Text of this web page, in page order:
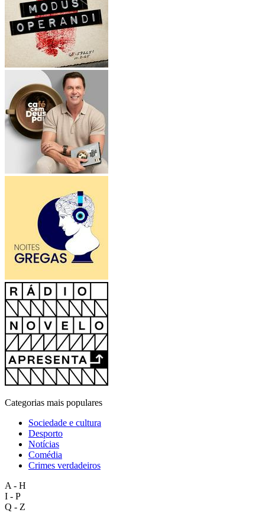
Categorias mais populares
Sociedade e cultura
Desporto
Notícias
Comédia
Crimes verdadeiros
A - H
I - P
Q - Z